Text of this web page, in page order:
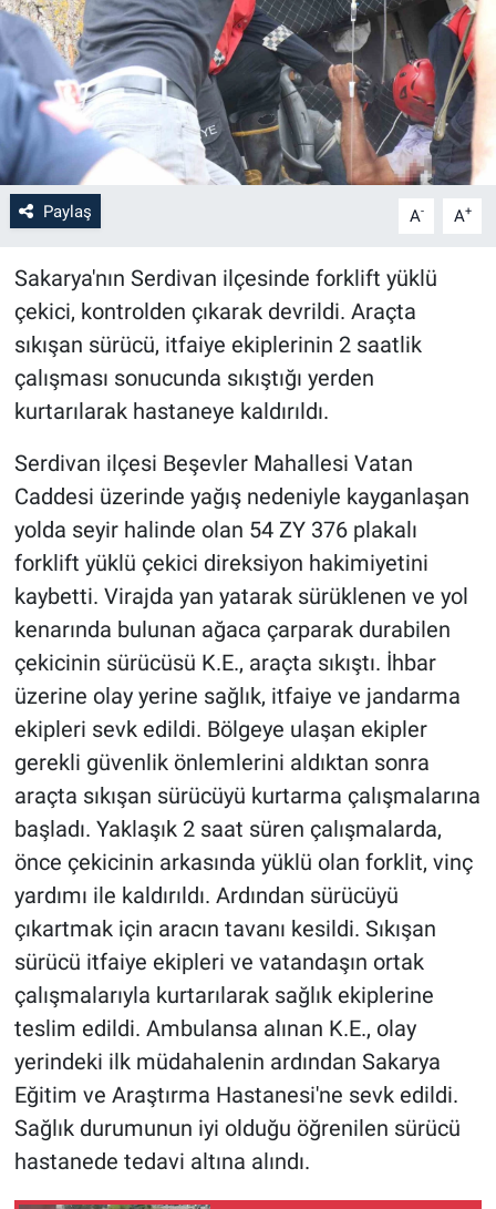
Paylaş A- A+
Sakarya'nın Serdivan ilçesinde forklift yüklü
çekici, kontrolden çıkarak devrildi. Araçta
sıkışan sürücü, itfaiye ekiplerinin 2 saatlik
çalışması sonucunda sıkıştığı yerden
kurtarılarak hastaneye kaldırıldı.
Serdivan ilçesi Beşevler Mahallesi Vatan
Caddesi üzerinde yağış nedeniyle kayganlaşan
yolda seyir halinde olan 54 ZY 376 plakalı
forklift yüklü çekici direksiyon hakimiyetini
kaybetti. Virajda yan yatarak sürüklenen ve yol
kenarında bulunan ağaca çarparak durabilen
çekicinin sürücüsü K.E., araçta sıkıştı. İhbar
üzerine olay yerine sağlık, itfaiye ve jandarma
ekipleri sevk edildi. Bölgeye ulaşan ekipler
gerekli güvenlik önlemlerini aldıktan sonra
araçta sıkışan sürücüyü kurtarma çalışmalarına
başladı. Yaklaşık 2 saat süren çalışmalarda,
önce çekicinin arkasında yüklü olan forklit, vinç
yardımı ile kaldırıldı. Ardından sürücüyü
çıkartmak için aracın tavanı kesildi. Sıkışan
sürücü itfaiye ekipleri ve vatandaşın ortak
çalışmalarıyla kurtarılarak sağlık ekiplerine
teslim edildi. Ambulansa alınan K.E., olay
yerindeki ilk müdahalenin ardından Sakarya
Eğitim ve Araştırma Hastanesi'ne sevk edildi.
Sağlık durumunun iyi olduğu öğrenilen sürücü
hastanede tedavi altına alındı.